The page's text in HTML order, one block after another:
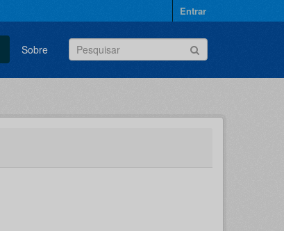
Entrar
Sobre